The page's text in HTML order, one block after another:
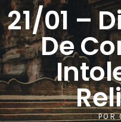
21/01 –
De
POR